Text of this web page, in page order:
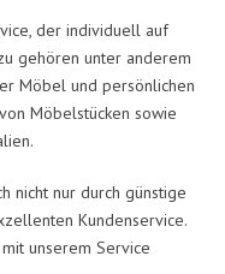
der individuell auf
gehören unter anderem
Möbel und persönlichen
Möbelstücken sowie
nicht nur durch günstige
Kundenservice.
unserem Service